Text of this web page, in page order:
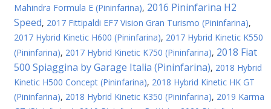
Mahindra Formula E (Pininfarina), 2016 Pininfarina H2
Speed, 2017 Fittipaldi EF7 Vision Gran Turismo (Pininfarina),
2017 Hybrid Kinetic H600 (Pininfarina), 2017 Hybrid Kinetic K550
(Pininfarina), 2017 Hybrid Kinetic K750 (Pininfarina), 2018 Fiat
500 Spiaggina by Garage Italia (Pininfarina), 2018 Hybrid
Kinetic H500 Concept (Pininfarina), 2018 Hybrid Kinetic HK GT
(Pininfarina), 2018 Hybrid Kinetic K350 (Pininfarina), 2019 Karma